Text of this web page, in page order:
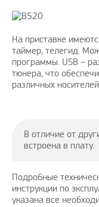
На приставке
таймер, телегид.
программы. USB –
тюнера, что
различных
В отличие от
встроена в плату.
Подробные
инструкции по
указана все